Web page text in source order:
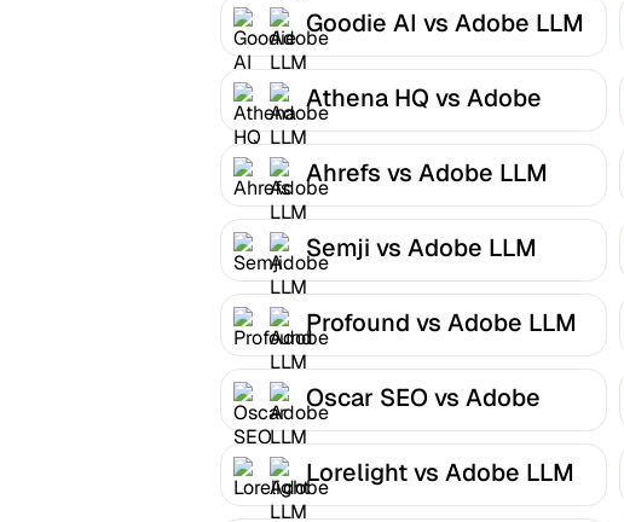
Goodie AI vs Adobe LLM
Optimizer
Athena HQ vs Adobe
LLM Optimizer
Ahrefs vs Adobe LLM
Optimizer
Semji vs Adobe LLM
Optimizer
Profound vs Adobe LLM
Optimizer
Oscar SEO vs Adobe
LLM Optimizer
Lorelight vs Adobe LLM
Optimizer